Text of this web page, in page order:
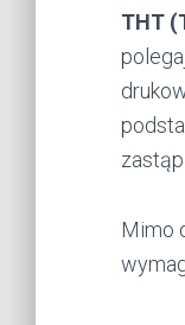
THT
Mimo